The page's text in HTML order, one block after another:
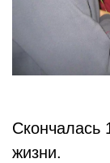
Скончалась
жизни.